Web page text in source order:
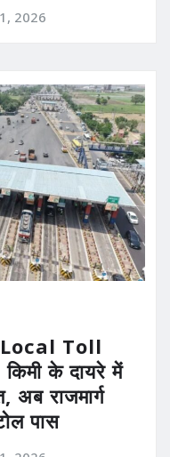
2026
Toll
के दायरे में
अब राजमार्ग
पास